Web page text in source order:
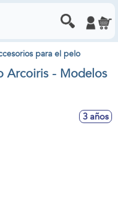
para el pelo
Arcoiris - Modelos
3 años